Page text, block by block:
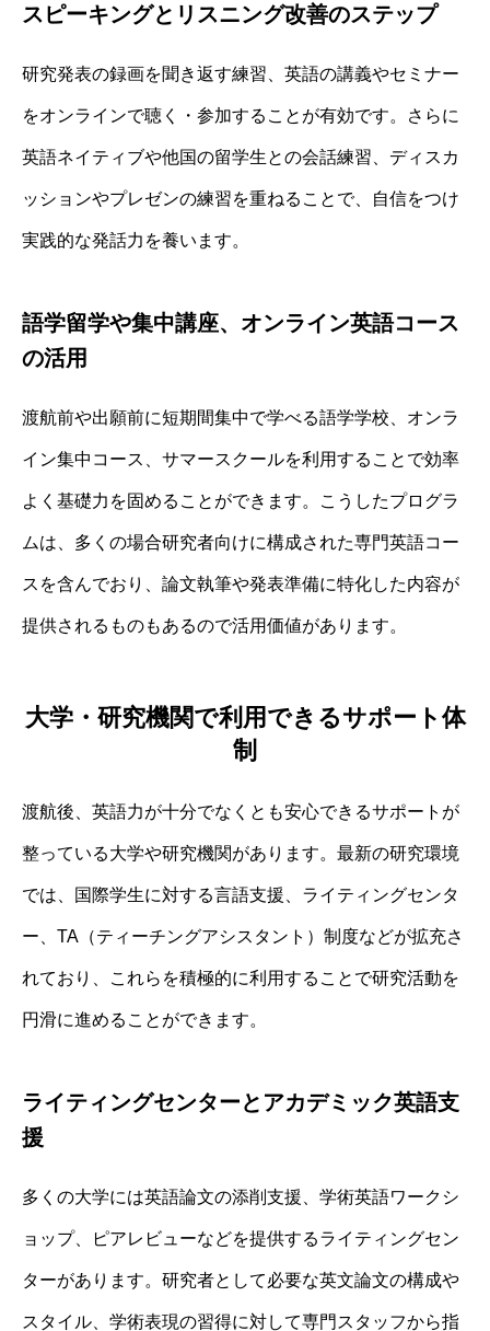
スピーキングとリスニング改善のステップ
研究発表の録画を聞き返す練習、英語の講義やセミナー
をオンラインで聴く・参加することが有効です。さらに
英語ネイティブや他国の留学生との会話練習、ディスカ
ッションやプレゼンの練習を重ねることで、自信をつけ
実践的な発話力を養います。
語学留学や集中講座、オンライン英語コース
の活用
渡航前や出願前に短期間集中で学べる語学学校、オンラ
イン集中コース、サマースクールを利用することで効率
よく基礎力を固めることができます。こうしたプログラ
ムは、多くの場合研究者向けに構成された専門英語コー
スを含んでおり、論文執筆や発表準備に特化した内容が
提供されるものもあるので活用価値があります。
大学・研究機関で利用できるサポート体
制
渡航後、英語力が十分でなくとも安心できるサポートが
整っている大学や研究機関があります。最新の研究環境
では、国際学生に対する言語支援、ライティングセンタ
ー、TA（ティーチングアシスタント）制度などが拡充さ
れており、これらを積極的に利用することで研究活動を
円滑に進めることができます。
ライティングセンターとアカデミック英語支
援
多くの大学には英語論文の添削支援、学術英語ワークシ
ョップ、ピアレビューなどを提供するライティングセン
ターがあります。研究者として必要な英文論文の構成や
スタイル、学術表現の習得に対して専門スタッフから指